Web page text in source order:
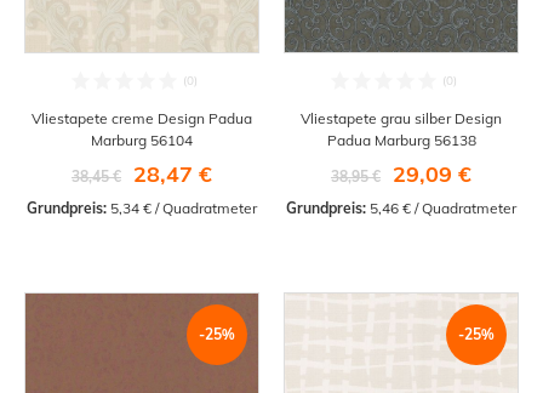
Vliestapete creme Design Padua
Marburg 56104
38,45 €
28,47 €
Grundpreis: 5,34 € / Quadratmeter
Vliestapete grau silber Design
Padua Marburg 56138
38,95 €
29,09 €
Grundpreis: 5,46 € / Quadratmeter
-25% -25%